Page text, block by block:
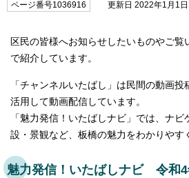
ページ番号1036916 更新日 2022年1月1日
区民の皆様へお知らせしたいものやご覧
で紹介しています。
「チャンネルいたばし」は民間の動画
活用して動画配信しています。
「魅力発信！いたばしナビ」では、ナ
設・景観など、板橋の魅力をわかりやす
魅力発信！いたばしナビ 令和4